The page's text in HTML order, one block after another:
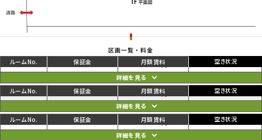
区画一覧・料金
01 111,100円 116,600円 ご利用中
02 108,900円 114,400円 ご利用中
03 108,900円 114,400円 ご利用中